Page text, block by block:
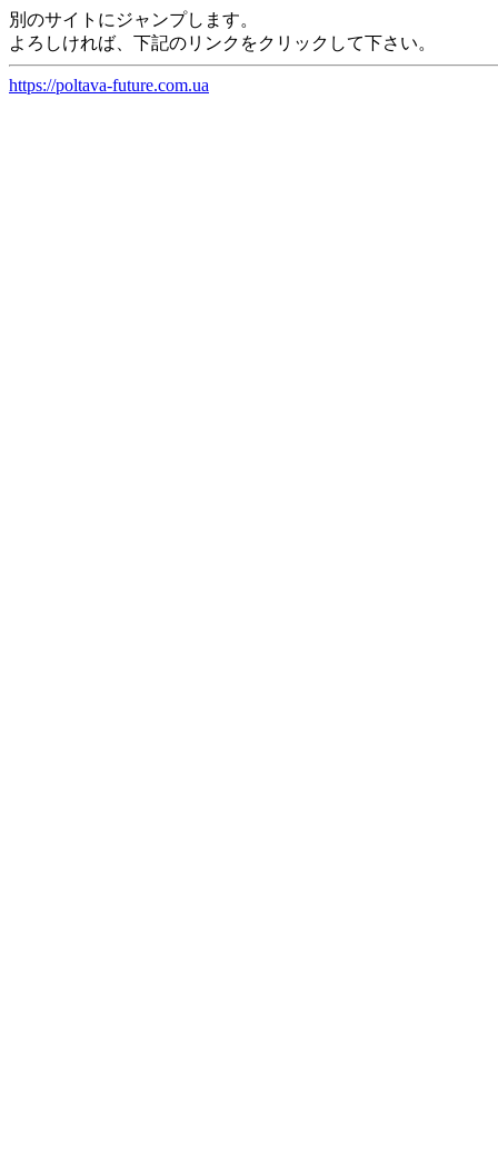
別のサイトにジャンプします。
よろしければ、下記のリンクをクリックして下さい。
https://poltava-future.com.ua